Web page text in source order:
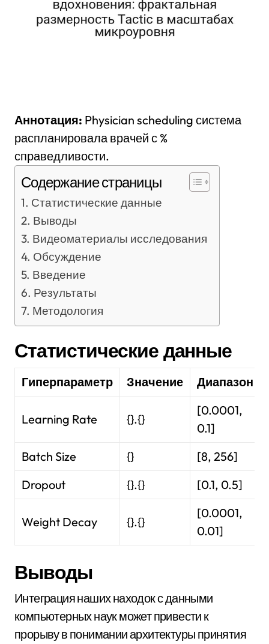
Аннотация: Physician scheduling система
распланировала врачей с %
справедливости.
Содержание страницы
Статистические данные
Выводы
Видеоматериалы исследования
Обсуждение
Введение
Результаты
Методология
Статистические данные
Гиперпараметр Значение Диапазон
Learning Rate {}.{}
[0.0001,
0.1]
Batch Size {} [8, 256]
Dropout
{}.{} [0.1, 0.5]
Weight Decay {}.{}
[0.0001,
0.01]
Выводы
Интеграция наших находок с данными
компьютерных наук может привести к
прорыву в понимании архитектуры принятия